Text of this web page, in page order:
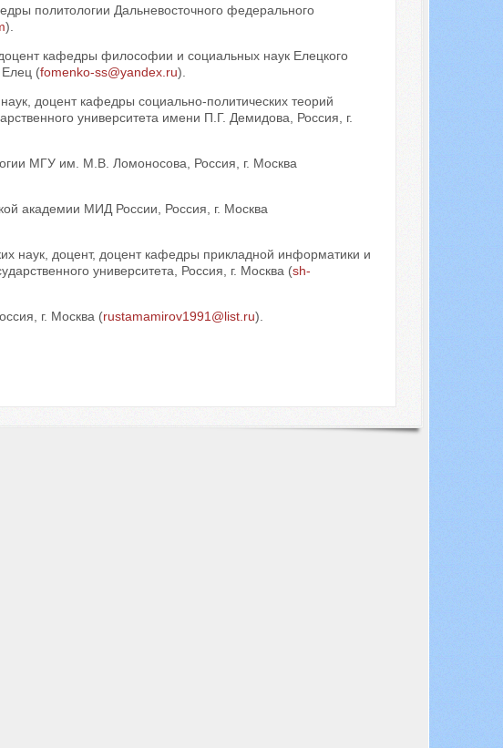
политологии Дальневосточного федерального
).
кафедры философии и социальных наук Елецкого
Елец (fomenko-ss@yandex.ru).
доцент кафедры социально-политических теорий
университета имени П.Г. Демидова, Россия, г.
МГУ им. М.В. Ломоносова, Россия, г. Москва
академии МИД России, Россия, г. Москва
наук, доцент, доцент кафедры прикладной информатики и
университета, Россия, г. Москва (sh-
г. Москва (rustamamirov1991@list.ru).